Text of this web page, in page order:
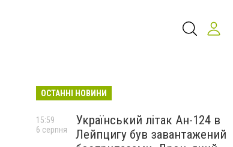
ОСТАННІ НОВИНИ
Український літак Ан-124 в
Лейпцигу був завантажений
15:59
6 серпня